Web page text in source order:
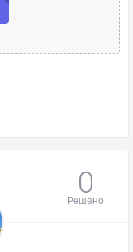
0
Решено